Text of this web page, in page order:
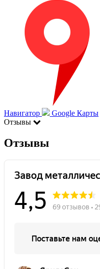
Навигатор
Google Карты
Отзывы
Отзывы